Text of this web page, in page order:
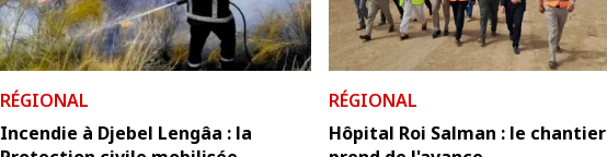
RÉGIONAL
Incendie à Djebel Lengâa : la
RÉGIONAL
Hôpital Roi Salman : le chantier